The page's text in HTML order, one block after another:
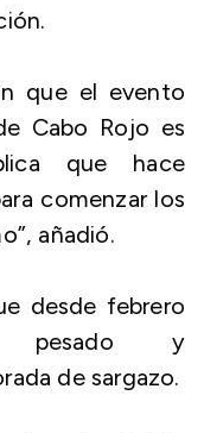
que el evento
Cabo Rojo es
que hace
comenzar los
añadió.
desde febrero
pesado y
de sargazo.